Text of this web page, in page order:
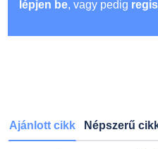
lépjen be, vagy pedig
Ajánlott cikk Népszerű